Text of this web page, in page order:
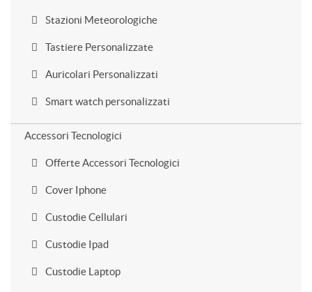
Stazioni Meteorologiche
Tastiere Personalizzate
Auricolari Personalizzati
Smart watch personalizzati
Accessori Tecnologici
Offerte Accessori Tecnologici
Cover Iphone
Custodie Cellulari
Custodie Ipad
Custodie Laptop